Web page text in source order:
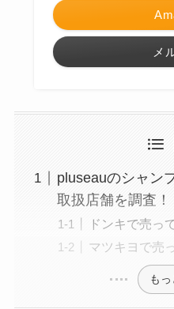
メ
pluseauのシャン
取扱店舗を調査！
ドンキで売っ
マツキヨで売
も